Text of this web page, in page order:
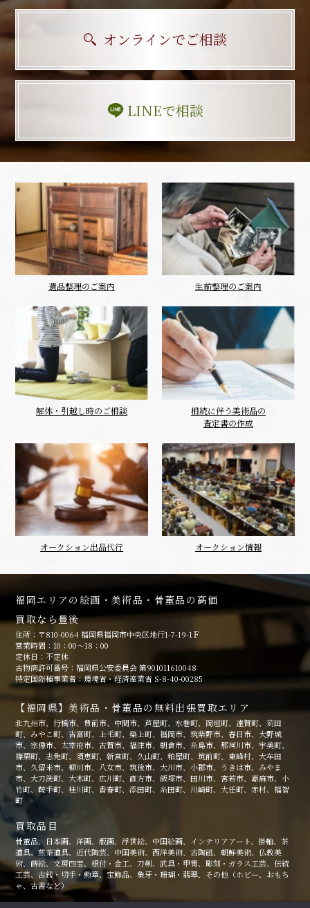
オンラインでご相談
LINEで相談
遺品整理のご案内 生前整理のご案内
解体・引越し時のご相談
相続に伴う美術品の
査定書の作成
オークション出品代行 オークション情報
福岡エリアの絵画・美術品・骨董品の高価
買取なら豊後
住所：〒810-0064 福岡県福岡市中央区地行1-7-19-1Ｆ
営業時間：10：00～18：00
定休日：不定休
古物商許可番号：福岡県公安委員会 第901011610048
特定国際種事業者：環境省・経済産業省 S-8-40-00285
【福岡県】美術品・骨董品の無料出張買取エリア
北九州市、行橋市、豊前市、中間市、芦屋町、水巻町、岡垣町、遠賀町、苅田
町、みやこ町、吉富町、上毛町、築上町、福岡市、筑紫野市、春日市、大野城
市、宗像市、太宰府市、古賀市、福津市、朝倉市、糸島市、那珂川市、宇美町、
篠栗町、志免町、須恵町、新宮町、久山町、粕屋町、筑前町、東峰村、大牟田
市、久留米市、柳川市、八女市、筑後市、大川市、小郡市、うきは市、みやま
市、大刀洗町、大木町、広川町、直方市、飯塚市、田川市、宮若市、嘉麻市、小
竹町、鞍手町、桂川町、香春町、添田町、糸田町、川崎町、大任町、赤村、福智
町
買取品目
骨董品、日本画、洋画、版画、浮世絵、中国絵画、インテリアアート、掛軸、茶
道具、煎茶道具、近代陶芸、中国美術、西洋美術、古陶磁、朝鮮美術、仏教美
術、蒔絵、文房四宝、根付・金工、刀剣、武具・甲冑、彫刻・ガラス工芸、伝統
工芸、古銭・切手・勲章、宝飾品、象牙・珊瑚・翡翠、その他（ホビー、おもち
ゃ、古書など）